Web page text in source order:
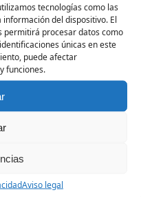
tecnologías como las
del dispositivo. El
permitirá procesar datos como
únicas en este
puede afectar
funciones.
Aviso legal